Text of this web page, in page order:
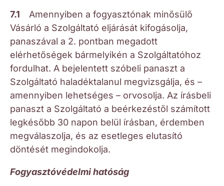
7.1 Amennyiben a fogyasztónak minősülő
Vásárló a Szolgáltató eljárását kifogásolja,
panaszával a 2. pontban megadott
elérhetőségek bármelyikén a Szolgáltatóhoz
fordulhat. A bejelentett szóbeli panaszt a
Szolgáltató haladéktalanul megvizsgálja, és –
amennyiben lehetséges – orvosolja. Az írásbeli
panaszt a Szolgáltató a beérkezéstől számított
legkésőbb 30 napon belül írásban, érdemben
megválaszolja, és az esetleges elutasító
döntését megindokolja.
Fogyasztóvédelmi hatóság